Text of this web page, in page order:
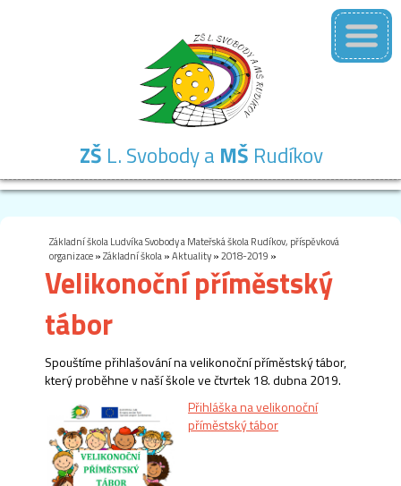
ZŠ L. Svobody a MŠ Rudíkov
Základní škola Ludvíka Svobody a Mateřská škola Rudíkov, příspěvková
organizace»Základní škola»Aktuality»2018-2019 »
Velikonoční příměstský
tábor
Spouštíme přihlašování na velikonoční příměstský tábor,
který proběhne v naší škole ve čtvrtek 18. dubna 2019.
Přihláška na velikonoční
příměstský tábor